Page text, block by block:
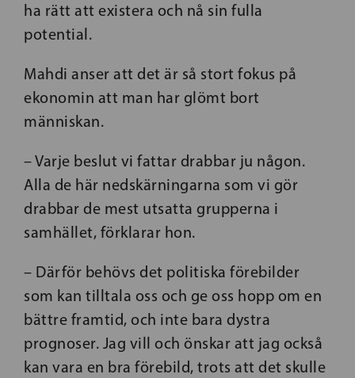
ha rätt att existera och nå sin fulla
potential.
Mahdi anser att det är så stort fokus på
ekonomin att man har glömt bort
människan.
– Varje beslut vi fattar drabbar ju någon.
Alla de här nedskärningarna som vi gör
drabbar de mest utsatta grupperna i
samhället, förklarar hon.
– Därför behövs det politiska förebilder
som kan tilltala oss och ge oss hopp om en
bättre framtid, och inte bara dystra
prognoser. Jag vill och önskar att jag också
kan vara en bra förebild, trots att det skulle